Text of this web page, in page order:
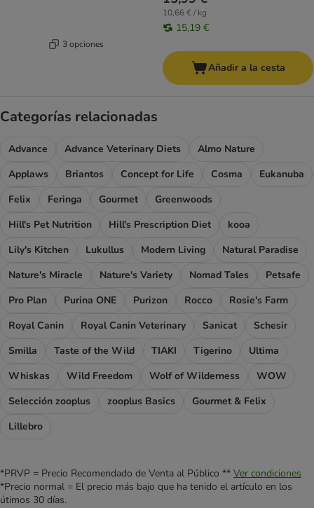
3 opciones
10,66 € / kg
15,19 €
Añadir a la cesta
Categorías relacionadas
Advance Advance Veterinary Diets
Almo Nature
Applaws
Briantos Concept for Life Cosma
Eukanuba
Felix
Feringa Gourmet
Greenwoods
Hill's Pet Nutrition
Hill's Prescription Diet
kooa
Lily's Kitchen
Lukullus Modern Living
Natural Paradise
Nature's Miracle
Nature's Variety Nomad Tales
Petsafe
Pro Plan
Purina ONE Purizon Rocco
Rosie's Farm
Royal Canin
Royal Canin Veterinary Sanicat
Schesir
Smilla
Taste of the Wild TIAKI Tigerino
Ultima
Whiskas
Wild Freedom Wolf of Wilderness
WOW
Selección zooplus
zooplus Basics
Gourmet & Felix
Lillebro
*PRVP = Precio Recomendado de Venta al Público ** Ver condiciones
*Precio normal = El precio más bajo que ha tenido el artículo en los
útimos 30 días.